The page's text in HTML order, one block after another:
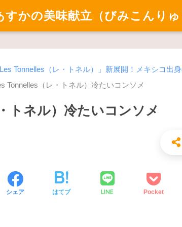
かの美味献立（びみこんりゅ
Les Tonnelles（レ・トネル）」新展開！メキシコ出
Tonnelles（レ・トネル）冷たいコンソメ
トネル）冷たいコンソメ
シェア はてブ LINE Pocket